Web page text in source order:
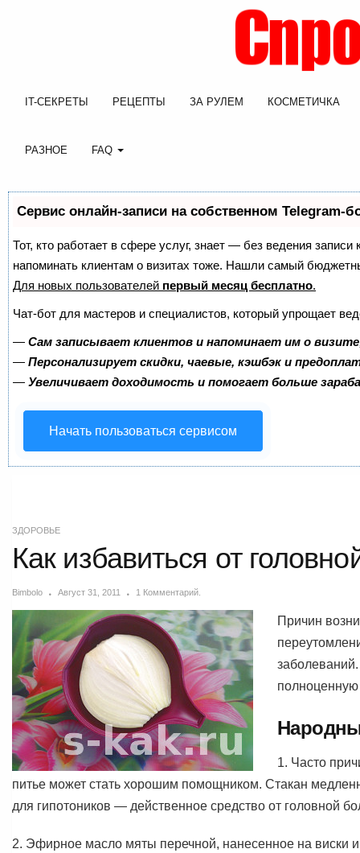
IT-СЕКРЕТЫ РЕЦЕПТЫ ЗА РУЛЕМ КОСМЕТИЧКА
РАЗНОЕ FAQ
Сервис онлайн-записи на собственном Telegram-
Тот, кто работает в сфере услуг, знает — без ведения
напоминать клиентам о визитах тоже. Нашли самый
Для новых пользователей первый месяц бесплатно.
Чат-бот для мастеров и специалистов, который упрощает
— Сам записывает клиентов и напоминает им о
— Персонализирует скидки, чаевые, кэшбэк и
— Увеличивает доходимость и помогает больше
Начать пользоваться сервисом
ЗДОРОВЬЕ
Как избавиться от
Bimbolo Август 31, 2011 1 Комментарий.
Причин
1. Часто
питье может стать хорошим помощником. Стакан
для гипотоников — действенное средство от головной
2. Эфирное масло мяты перечной, нанесенное на виски